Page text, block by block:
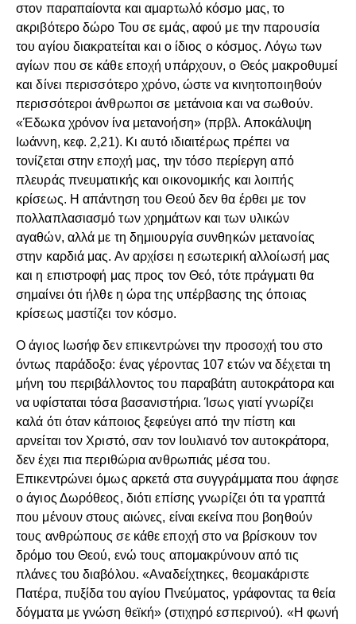
στον παραπαίοντα και αμαρτωλό κόσμο μας, το
ακριβότερο δώρο Του σε εμάς, αφού με την παρουσία
του αγίου διακρατείται και ο ίδιος ο κόσμος. Λόγω των
αγίων που σε κάθε εποχή υπάρχουν, ο Θεός μακροθυμεί
και δίνει περισσότερο χρόνο, ώστε να κινητοποιηθούν
περισσότεροι άνθρωποι σε μετάνοια και να σωθούν.
«Έδωκα χρόνον ίνα μετανοήση» (πρβλ. Αποκάλυψη
Ιωάννη, κεφ. 2,21). Κι αυτό ιδιαιτέρως πρέπει να
τονίζεται στην εποχή μας, την τόσο περίεργη από
πλευράς πνευματικής και οικονομικής και λοιπής
κρίσεως. Η απάντηση του Θεού δεν θα έρθει με τον
πολλαπλασιασμό των χρημάτων και των υλικών
αγαθών, αλλά με τη δημιουργία συνθηκών μετανοίας
στην καρδιά μας. Αν αρχίσει η εσωτερική αλλοίωσή μας
και η επιστροφή μας προς τον Θεό, τότε πράγματι θα
σημαίνει ότι ήλθε η ώρα της υπέρβασης της όποιας
κρίσεως μαστίζει τον κόσμο.
Ο άγιος Ιωσήφ δεν επικεντρώνει την προσοχή του στο
όντως παράδοξο: ένας γέροντας 107 ετών να δέχεται τη
μήνη του περιβάλλοντος του παραβάτη αυτοκράτορα και
να υφίσταται τόσα βασανιστήρια. Ίσως γιατί γνωρίζει
καλά ότι όταν κάποιος ξεφεύγει από την πίστη και
αρνείται τον Χριστό, σαν τον Ιουλιανό τον αυτοκράτορα,
δεν έχει πια περιθώρια ανθρωπιάς μέσα του.
Επικεντρώνει όμως αρκετά στα συγγράμματα που άφησε
ο άγιος Δωρόθεος, διότι επίσης γνωρίζει ότι τα γραπτά
που μένουν στους αιώνες, είναι εκείνα που βοηθούν
τους ανθρώπους σε κάθε εποχή στο να βρίσκουν τον
δρόμο του Θεού, ενώ τους απομακρύνουν από τις
πλάνες του διαβόλου. «Αναδείχτηκες, θεομακάριστε
Πατέρα, πυξίδα του αγίου Πνεύματος, γράφοντας τα θεία
δόγματα με γνώση θεϊκή» (στιχηρό εσπερινού). «Η φωνή